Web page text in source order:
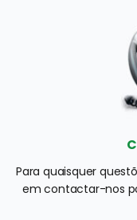
Para quaisquer
em contactar-nos